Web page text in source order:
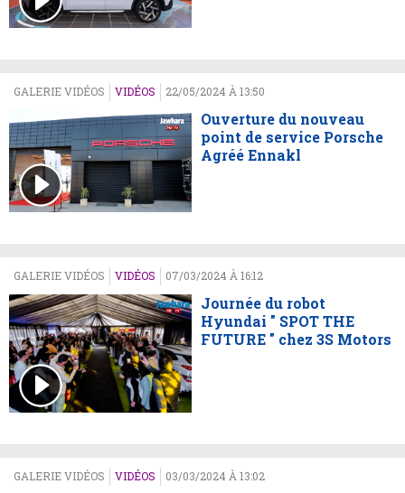
GALERIE VIDÉOS VIDÉOS 22/05/2024 À 13:50
Ouverture du nouveau
point de service Porsche
Agréé Ennakl
GALERIE VIDÉOS VIDÉOS 07/03/2024 À 16:12
Journée du robot
Hyundai " SPOT THE
FUTURE " chez 3S Motors
GALERIE VIDÉOS VIDÉOS 03/03/2024 À 13:02